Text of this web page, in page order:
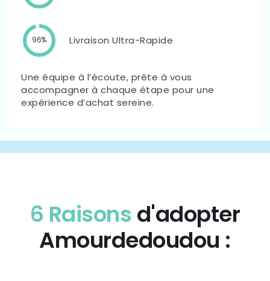
96% Livraison Ultra-Rapide
Une équipe à l’écoute, prête à vous
accompagner à chaque étape pour une
expérience d’achat sereine.
6 Raisons d'adopter
Amourdedoudou :